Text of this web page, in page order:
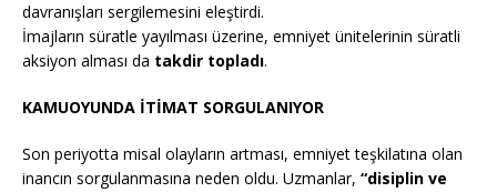
davranışları sergilemesini eleştirdi.
İmajların süratle yayılması üzerine, emniyet ünitelerinin süratli
aksiyon alması da takdir topladı.
KAMUOYUNDA İTİMAT SORGULANIYOR
Son periyotta misal olayların artması, emniyet teşkilatına olan
inancın sorgulanmasına neden oldu. Uzmanlar, “disiplin ve